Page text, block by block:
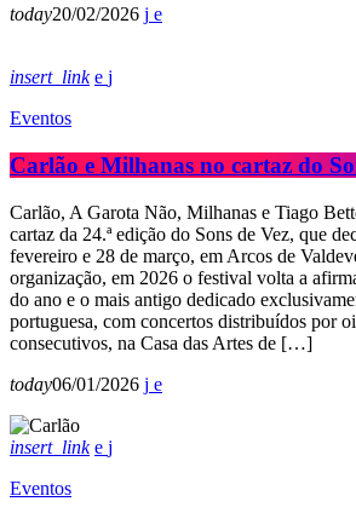
today20/02/2026
insert_link
Eventos
Carlão e Milhanas no cartaz do
Carlão, A Garota Não, Milhanas e Tiago
cartaz da 24.ª edição do Sons de Vez, que
fevereiro e 28 de março, em Arcos de
organização, em 2026 o festival volta a
do ano e o mais antigo dedicado
portuguesa, com concertos distribuídos por
consecutivos, na Casa das Artes de […]
today06/01/2026
insert_link
Eventos